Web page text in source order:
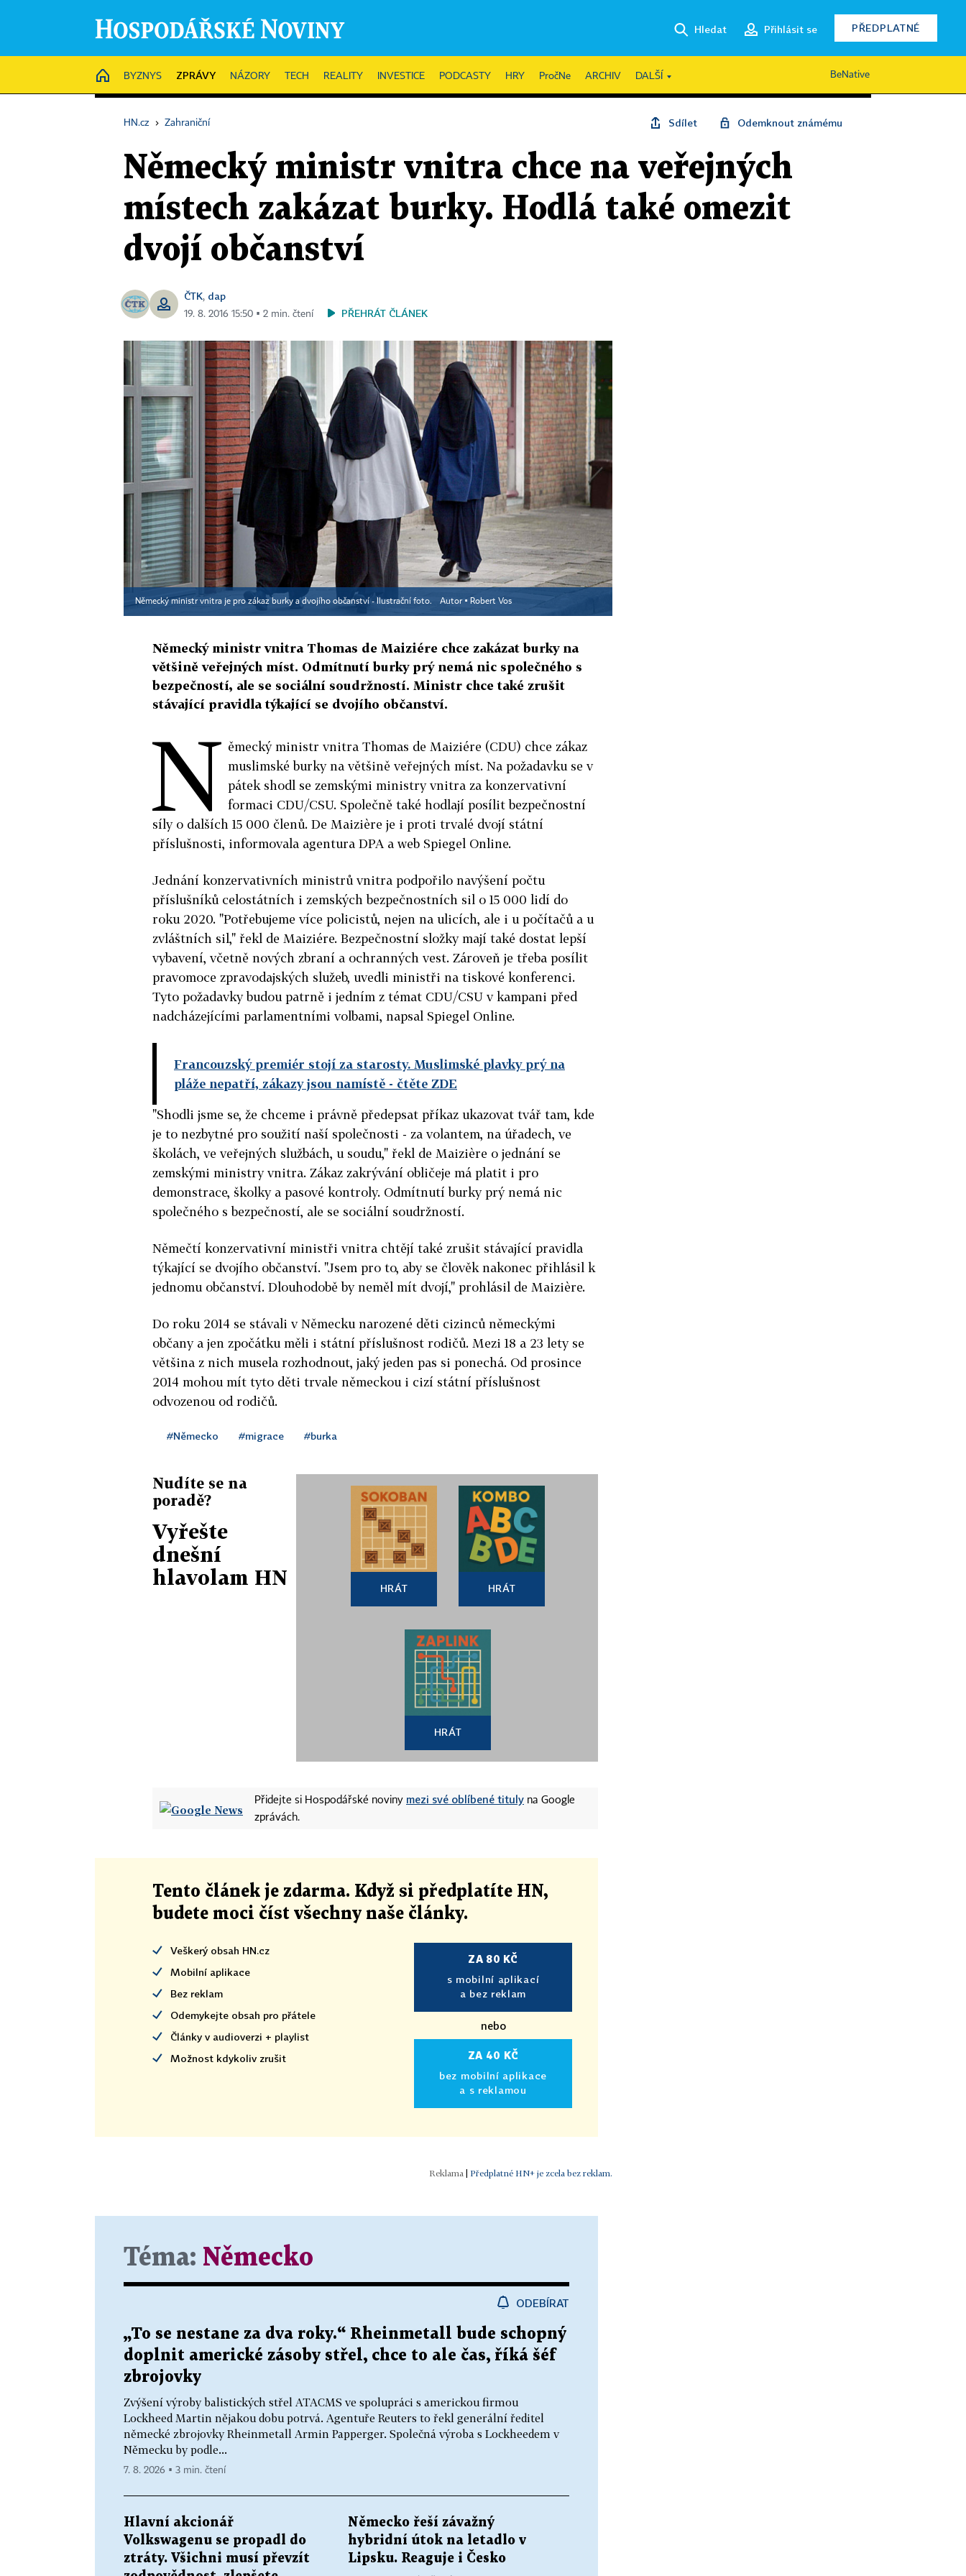
Hledat Přihlásit se PŘEDPLATNÉ
HOME
BYZNYS ZPRÁVY NÁZORY TECH REALITY INVESTICE PODCASTY HRY PročNe ARCHIV DALŠÍ BeNative
HN.cz › Zahraniční Sdílet Odemknout známému
Německý ministr vnitra chce na veřejných
místech zakázat burky. Hodlá také omezit
dvojí občanství
ČTK, dap
19. 8. 2016 15:50 ▪ 2 min. čtení PŘEHRÁT ČLÁNEK
Německý ministr vnitra je pro zákaz burky a dvojího občanství - Ilustrační foto. Autor ▪ Robert Vos
Německý ministr vnitra Thomas de Maiziére chce zakázat burky na
většině veřejných míst. Odmítnutí burky prý nemá nic společného s
bezpečností, ale se sociální soudržností. Ministr chce také zrušit
stávající pravidla týkající se dvojího občanství.
N ěmecký ministr vnitra Thomas de Maiziére (CDU) chce zákaz
muslimské burky na většině veřejných míst. Na požadavku se v
pátek shodl se zemskými ministry vnitra za konzervativní
formaci CDU/CSU. Společně také hodlají posílit bezpečnostní
síly o dalších 15 000 členů. De Maizière je i proti trvalé dvojí státní
příslušnosti, informovala agentura DPA a web Spiegel Online.
Jednání konzervativních ministrů vnitra podpořilo navýšení počtu
příslušníků celostátních i zemských bezpečnostních sil o 15 000 lidí do
roku 2020. "Potřebujeme více policistů, nejen na ulicích, ale i u počítačů a u
zvláštních sil," řekl de Maiziére. Bezpečnostní složky mají také dostat lepší
vybavení, včetně nových zbraní a ochranných vest. Zároveň je třeba posílit
pravomoce zpravodajských služeb, uvedli ministři na tiskové konferenci.
Tyto požadavky budou patrně i jedním z témat CDU/CSU v kampani před
nadcházejícími parlamentními volbami, napsal Spiegel Online.
Francouzský premiér stojí za starosty. Muslimské plavky prý na
pláže nepatří, zákazy jsou namístě - čtěte ZDE
"Shodli jsme se, že chceme i právně předepsat příkaz ukazovat tvář tam, kde
je to nezbytné pro soužití naší společnosti - za volantem, na úřadech, ve
školách, ve veřejných službách, u soudu," řekl de Maizière o jednání se
zemskými ministry vnitra. Zákaz zakrývání obličeje má platit i pro
demonstrace, školky a pasové kontroly. Odmítnutí burky prý nemá nic
společného s bezpečností, ale se sociální soudržností.
Němečtí konzervativní ministři vnitra chtějí také zrušit stávající pravidla
týkající se dvojího občanství. "Jsem pro to, aby se člověk nakonec přihlásil k
jednomu občanství. Dlouhodobě by neměl mít dvojí," prohlásil de Maizière.
Do roku 2014 se stávali v Německu narozené děti cizinců německými
občany a jen zpočátku měli i státní příslušnost rodičů. Mezi 18 a 23 lety se
většina z nich musela rozhodnout, jaký jeden pas si ponechá. Od prosince
2014 mohou mít tyto děti trvale německou i cizí státní příslušnost
odvozenou od rodičů.
#Německo #migrace #burka
Nudíte se na
poradě?
Vyřešte
dnešní
hlavolam HN
HRÁT HRÁT
HRÁT
Přidejte si Hospodářské noviny mezi své oblíbené tituly na Google
zprávách.
Tento článek je zdarma. Když si předplatíte HN,
budete moci číst všechny naše články.
Veškerý obsah HN.cz
Mobilní aplikace
Bez reklam
Odemykejte obsah pro přátele
Články v audioverzi + playlist
Možnost kdykoliv zrušit
ZA 80 KČ
s mobilní aplikací
a bez reklam
nebo
ZA 40 KČ
bez mobilní aplikace
a s reklamou
| Předplatné HN+ je zcela bez reklam.
Téma: Německo
ODEBÍRAT
„To se nestane za dva roky.“ Rheinmetall bude schopný
doplnit americké zásoby střel, chce to ale čas, říká šéf
zbrojovky
Zvýšení výroby balistických střel ATACMS ve spolupráci s americkou firmou
Lockheed Martin nějakou dobu potrvá. Agentuře Reuters to řekl generální ředitel
německé zbrojovky Rheinmetall Armin Papperger. Společná výroba s Lockheedem v
Německu by podle...
7. 8. 2026 ▪ 3 min. čtení
Hlavní akcionář
Volkswagenu se propadl do
ztráty. Všichni musí převzít
Německo řeší závažný
hybridní útok na letadlo v
Lipsku. Reaguje i Česko